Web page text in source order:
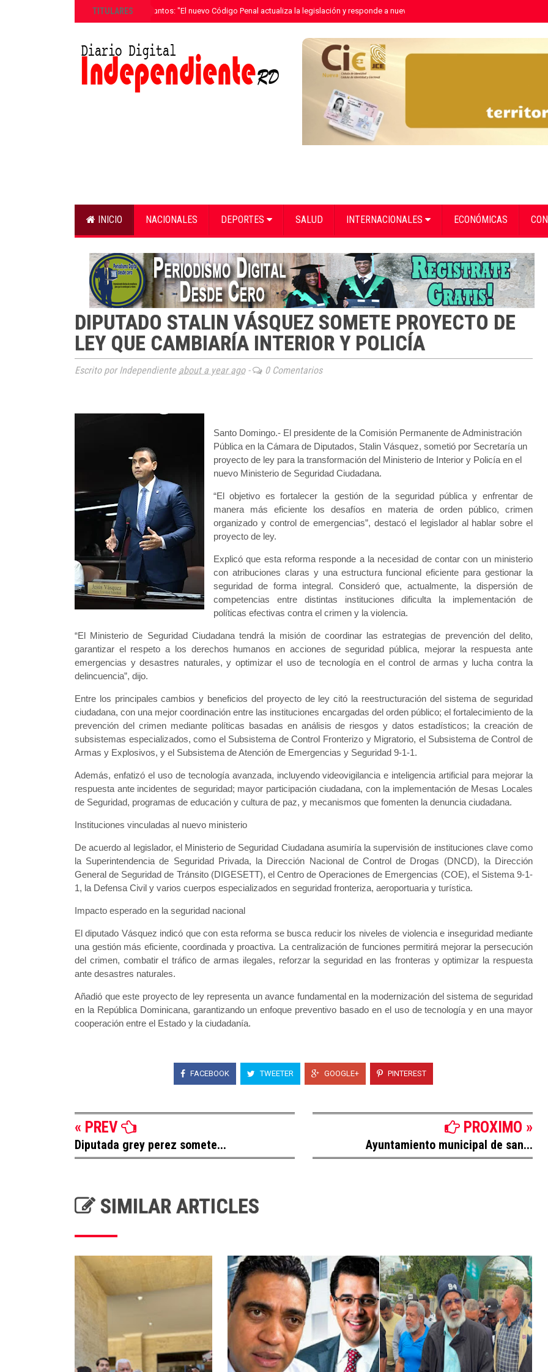
TITULARES
»Ricardo de los Santos: "El nuevo Código Penal actualiza la legislación y responde a nuevas realidades delictivas"
INICIO NACIONALES DEPORTES SALUD INTERNACIONALES ECONÓMICAS
DIPUTADO STALIN VÁSQUEZ SOMETE PROYECTO DE
LEY QUE CAMBIARÍA INTERIOR Y POLICÍA
Escrito por Independiente about a year ago- 0 Comentarios
Santo Domingo.- El presidente de la Comisión Permanente de Administración
Pública en la Cámara de Diputados, Stalin Vásquez, sometió por Secretaría un
proyecto de ley para la transformación del Ministerio de Interior y Policía en el
nuevo Ministerio de Seguridad Ciudadana.
“El objetivo es fortalecer la gestión de la seguridad pública y enfrentar de
manera más eficiente los desafíos en materia de orden público, crimen
organizado y control de emergencias”, destacó el legislador al hablar sobre el
proyecto de ley.
Explicó que esta reforma responde a la necesidad de contar con un ministerio
con atribuciones claras y una estructura funcional eficiente para gestionar la
seguridad de forma integral. Consideró que, actualmente, la dispersión de
competencias entre distintas instituciones dificulta la implementación de
políticas efectivas contra el crimen y la violencia.
“El Ministerio de Seguridad Ciudadana tendrá la misión de coordinar las estrategias de prevención del delito,
garantizar el respeto a los derechos humanos en acciones de seguridad pública, mejorar la respuesta ante
emergencias y desastres naturales, y optimizar el uso de tecnología en el control de armas y lucha contra la
delincuencia”, dijo.
Entre los principales cambios y beneficios del proyecto de ley citó la reestructuración del sistema de seguridad
ciudadana, con una mejor coordinación entre las instituciones encargadas del orden público; el fortalecimiento de la
prevención del crimen mediante políticas basadas en análisis de riesgos y datos estadísticos; la creación de
subsistemas especializados, como el Subsistema de Control Fronterizo y Migratorio, el Subsistema de Control de
Armas y Explosivos, y el Subsistema de Atención de Emergencias y Seguridad 9-1-1.
Además, enfatizó el uso de tecnología avanzada, incluyendo videovigilancia e inteligencia artificial para mejorar la
respuesta ante incidentes de seguridad; mayor participación ciudadana, con la implementación de Mesas Locales
de Seguridad, programas de educación y cultura de paz, y mecanismos que fomenten la denuncia ciudadana.
Instituciones vinculadas al nuevo ministerio
De acuerdo al legislador, el Ministerio de Seguridad Ciudadana asumiría la supervisión de instituciones clave como
la Superintendencia de Seguridad Privada, la Dirección Nacional de Control de Drogas (DNCD), la Dirección
General de Seguridad de Tránsito (DIGESETT), el Centro de Operaciones de Emergencias (COE), el Sistema 9-1-
1, la Defensa Civil y varios cuerpos especializados en seguridad fronteriza, aeroportuaria y turística.
Impacto esperado en la seguridad nacional
El diputado Vásquez indicó que con esta reforma se busca reducir los niveles de violencia e inseguridad mediante
una gestión más eficiente, coordinada y proactiva. La centralización de funciones permitirá mejorar la persecución
del crimen, combatir el tráfico de armas ilegales, reforzar la seguridad en las fronteras y optimizar la respuesta
ante desastres naturales.
Añadió que este proyecto de ley representa un avance fundamental en la modernización del sistema de seguridad
en la República Dominicana, garantizando un enfoque preventivo basado en el uso de tecnología y en una mayor
cooperación entre el Estado y la ciudadanía.
FACEBOOK TWEETER GOOGLE+ PINTEREST
« PREV
Diputada grey perez somete...
PROXIMO »
Ayuntamiento municipal de san...
SIMILAR ARTICLES